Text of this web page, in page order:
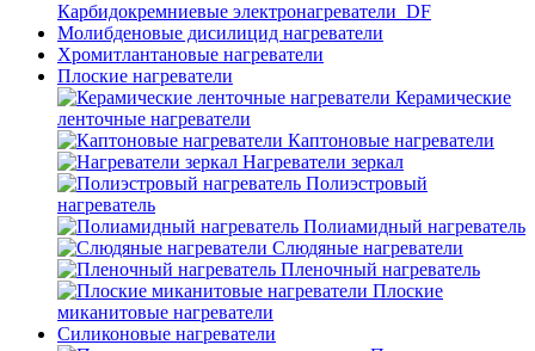
Карбидокремниевые электронагреватели_DF
Молибденовые дисилицид нагреватели
Хромитлантановые нагреватели
Плоские нагреватели
Керамические
ленточные нагреватели
Каптоновые нагреватели
Нагреватели зеркал
Полиэстровый
нагреватель
Полиамидный нагреватель
Слюдяные нагреватели
Пленочный нагреватель
Плоские
миканитовые нагреватели
Силиконовые нагреватели